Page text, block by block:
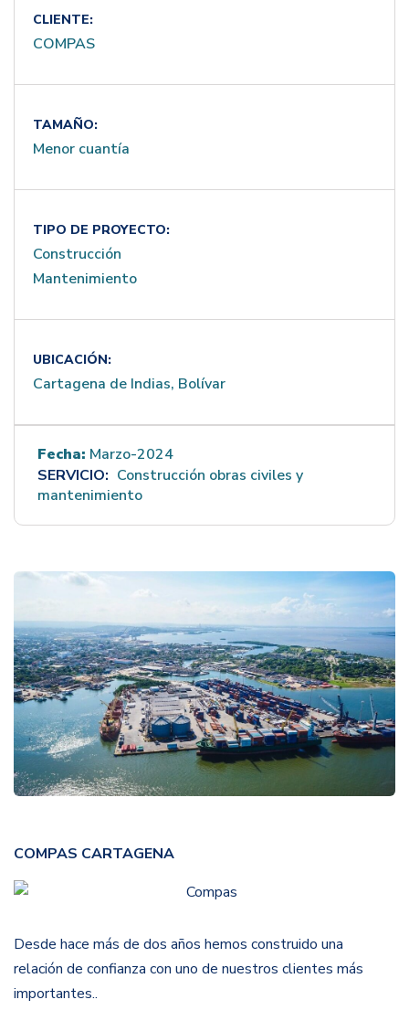
CLIENTE:
COMPAS
TAMAÑO:
Menor cuantía
TIPO DE PROYECTO:
Construcción
Mantenimiento
UBICACIÓN:
Cartagena de Indias, Bolívar
Fecha: Marzo-2024
SERVICIO: Construcción obras civiles y
mantenimiento
COMPAS CARTAGENA
Desde hace más de dos años hemos construido una
relación de confianza con uno de nuestros clientes más
importantes..